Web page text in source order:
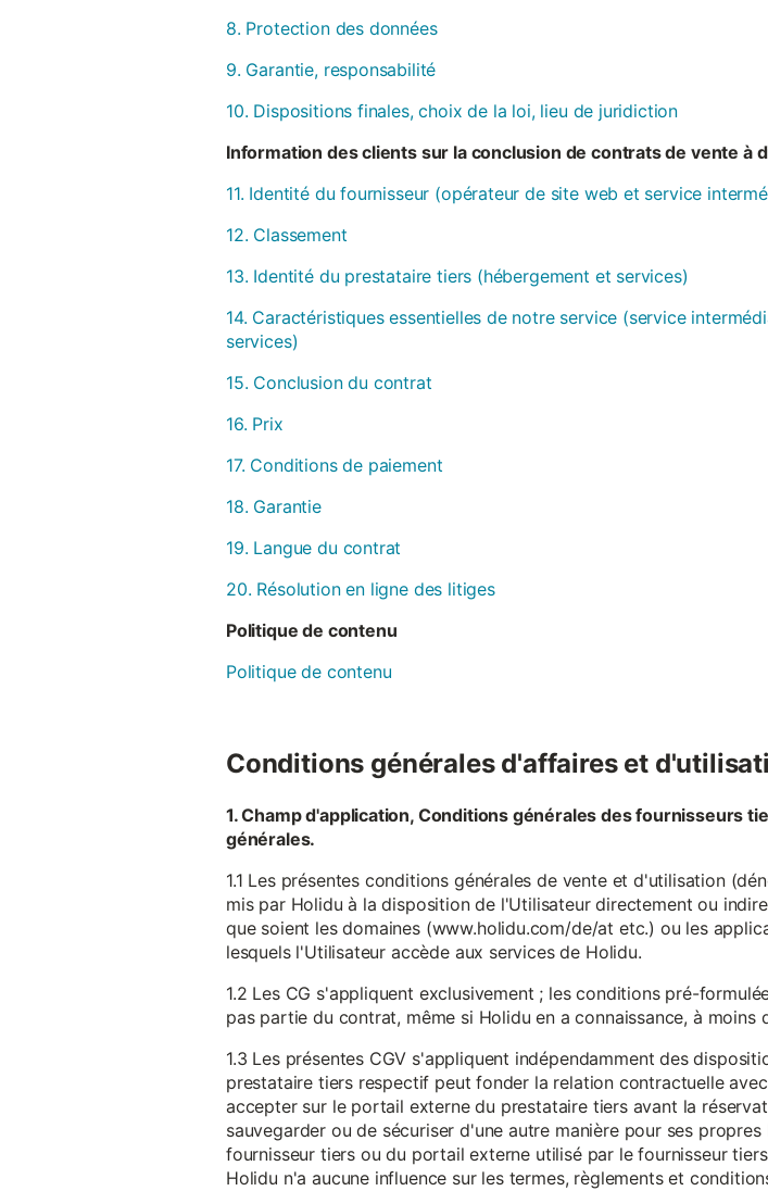
8. Protection des données
9. Garantie, responsabilité
10. Dispositions finales, choix de la loi, lieu de juridiction
Information des clients sur la conclusion de contrats de vente à
11. Identité du fournisseur (opérateur de site web et service
12. Classement
13. Identité du prestataire tiers (hébergement et services)
14. Caractéristiques essentielles de notre service (service
services)
15. Conclusion du contrat
16. Prix
17. Conditions de paiement
18. Garantie
19. Langue du contrat
20. Résolution en ligne des litiges
Politique de contenu
Politique de contenu
Conditions générales d'affaires et
1. Champ d'application, Conditions générales des fournisseurs
générales.
1.1 Les présentes conditions générales de vente et d'utilisation
mis par Holidu à la disposition de l'Utilisateur directement ou
que soient les domaines (www.holidu.com/de/at etc.) ou les
lesquels l'Utilisateur accède aux services de Holidu.
1.2 Les CG s'appliquent exclusivement ; les conditions pré-
pas partie du contrat, même si Holidu en a connaissance, à
1.3 Les présentes CGV s'appliquent indépendamment des
prestataire tiers respectif peut fonder la relation contractuelle
accepter sur le portail externe du prestataire tiers avant la
sauvegarder ou de sécuriser d'une autre manière pour ses
fournisseur tiers ou du portail externe utilisé par le fournisseur
Holidu n'a aucune influence sur les termes, règlements et